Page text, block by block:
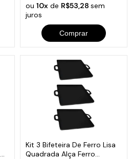
ou 10xde R$53,28 sem
juros
Comprar
Kit 3 Bifeteira De Ferro Lisa
Quadrada Alça Ferro